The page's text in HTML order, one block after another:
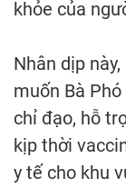
khỏe của
Nhân dịp
muốn Bà
chỉ đạo, hỗ
kịp thời
y tế cho khu